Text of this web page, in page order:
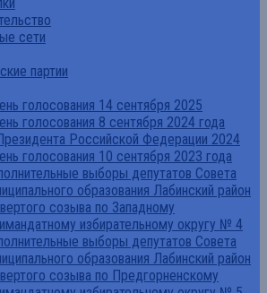
сети
партии
голосования 14 сентября 2025
голосования 8 сентября 2024 года
Российской Федерации 2024
голосования 10 сентября 2023 года
выборы депутатов Совета
образования Лабинский район
созыва по Западному
избирательному округу № 4
выборы депутатов Совета
образования Лабинский район
созыва по Предгорненскому